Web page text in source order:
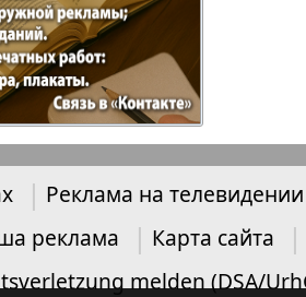
Nord-Ost-
газета Рецепты
Мысль
Русская
Реклама на телевидении
реклама Карта сайта
melden (DSA/